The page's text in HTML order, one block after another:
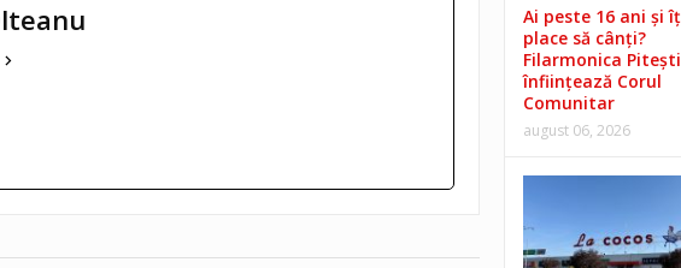
Ai peste 16 ani și
place să cânți?
Filarmonica Pitești
înființează Corul
Comunitar
august 06, 2026